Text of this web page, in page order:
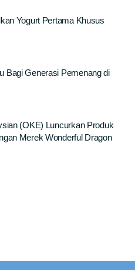
Yogurt Pertama Khusus
Bagi Generasi Pemenang di
(OKE) Luncurkan Produk
Merek Wonderful Dragon